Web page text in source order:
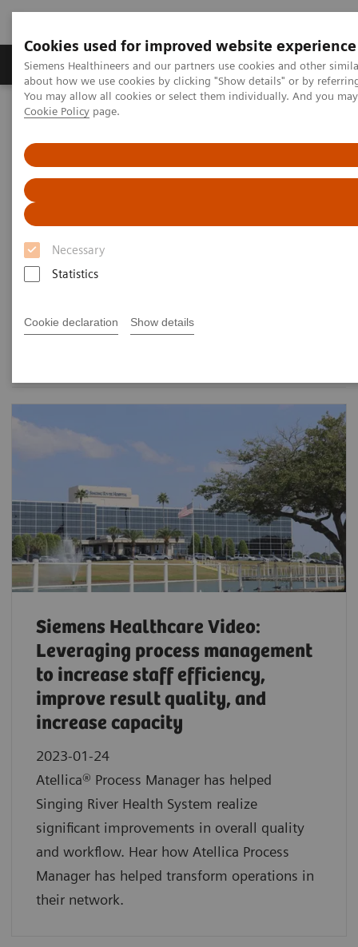
Cookies used for improved website experience
Siemens Healthineers and our partners use cookies and other
about how we use cookies by clicking "Show details" or by
You may allow all cookies or select them individually. And you
Cookie Policy page.
Necessary
Statistics
Cookie declaration Show details
Produtos e serviços Especialidades Clínicas e
Siemens Healthineers Brasil
Diagnostics IT - Case Studies
Filter (5 items)
Siemens Healthcare Video:
Leveraging process management
to increase staff efficiency,
improve result quality, and
increase capacity
2023-01-24
Atellica® Process Manager has helped
Singing River Health System realize
significant improvements in overall quality
and workflow. Hear how Atellica Process
Manager has helped transform operations in
their network.